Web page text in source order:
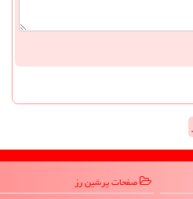
صفحات پرشین رز